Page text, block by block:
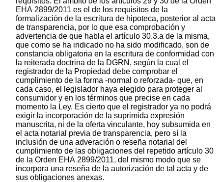
EHA 2899/2011 es el de los requisitos de la
formalización de la escritura de hipoteca, posterior al acta
de transparencia, por lo que esa comprobación y
advertencia de que habla el artículo 30.3.a de la misma,
que como se ha indicado no ha sido modificado, son de
constancia obligatoria en la escritura de conformidad con
la reiterada doctrina de la DGRN, según la cual el
registrador de la Propiedad debe comprobar el
cumplimiento de la forma -normal o reforzada- que, en
cada caso, el legislador haya elegido para proteger al
consumidor y en los términos que precise en cada
momento la Ley. Es cierto que el registrador ya no podrá
exigir la incorporación de la suprimida expresión
manuscrita, ni de la oferta vinculante, hoy subsumida en
el acta notarial previa de transparencia, pero sí la
inclusión de una adveración o reseña notarial del
cumplimiento de las obligaciones del repetido artículo 30
de la Orden EHA 2899/2011, del mismo modo que se
incorpora una reseña de la autorización de tal acta y de
sus obligaciones anexas.